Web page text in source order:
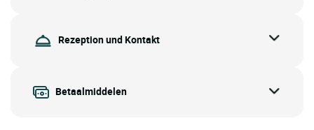
Rezeption und Kontakt
Betaalmiddelen